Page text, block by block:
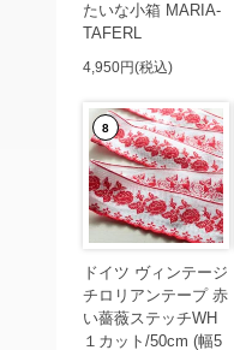
たいな小箱 MARIA-
TAFERL
4,950円(税込)
8
ドイツ ヴィンテージ
チロリアンテープ 赤
い薔薇ステッチWH
１カット/50cm (幅5